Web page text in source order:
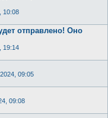
10:08
отправлено! Оно
19:14
09:05
09:08